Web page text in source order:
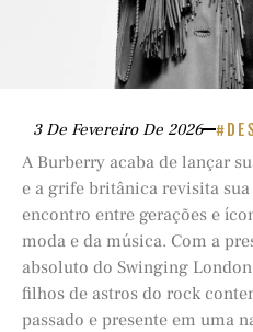
3 De Fevereiro De 2026
A Burberry acaba de lançar
e a grife britânica revisita
encontro entre gerações e
moda e da música. Com a
absoluto do Swinging
filhos de astros do rock
passado e presente em uma